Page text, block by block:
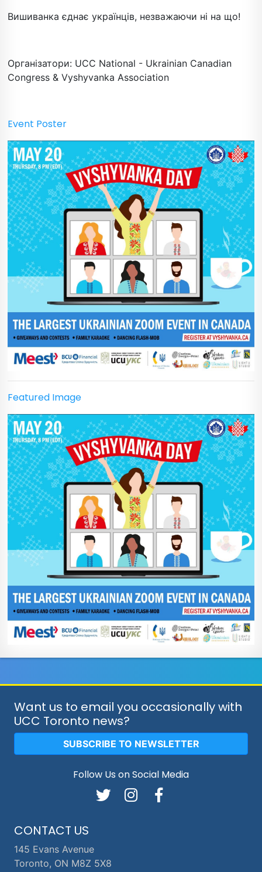
Вишиванка єднає українців, незважаючи ні на що!
Організатори: UCC National - Ukrainian Canadian
Congress & Vyshyvanka Association
Event Poster
Featured Image
CONTACT US
145 Evans Avenue
Toronto, ON M8Z 5X8
Want us to email you occasionally with
UCC Toronto news?
SUBSCRIBE TO NEWSLETTER
Follow Us on Social Media